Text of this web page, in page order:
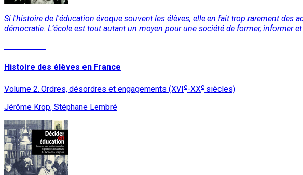
Si l'histoire de l'éducation évoque souvent les élèves, elle en fait trop rarement des
démocratie. L’école est tout autant un moyen pour une société de former, informer
Histoire des élèves en France
Volume 2. Ordres, désordres et engagements (XVI e-XXe siècles)
Jérôme Krop, Stéphane Lembré